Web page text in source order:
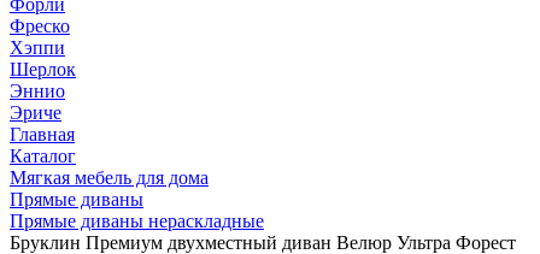
Форли
Фреско
Хэппи
Шерлок
Эннио
Эриче
Главная
Каталог
Мягкая мебель для дома
Прямые диваны
Прямые диваны нераскладные
Бруклин Премиум двухместный диван Велюр Ультра Форест